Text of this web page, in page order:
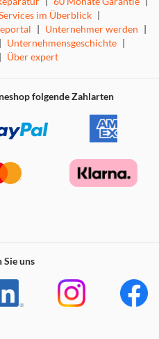
im Überblick |
| Unternehmer werden |
| Unternehmensgeschichte |
| Über expert
folgende Zahlarten
Sie uns